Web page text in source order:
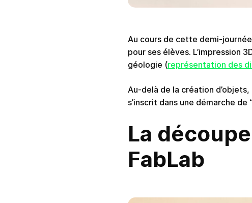
Au cours de cette demi-
pour ses élèves. L’impression
géologie (représentation des
Au-delà de la création
s’inscrit dans une démarche de
La
FabLab